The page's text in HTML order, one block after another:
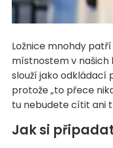
Ložnice mnohdy
místnostem v našich
slouží jako odkládací
protože „to přece
tu nebudete cítit ani
Jak si